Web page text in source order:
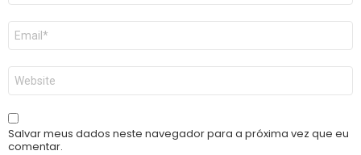
E-
mail
*
Site
Salvar meus dados neste navegador para a próxima vez que eu
comentar.